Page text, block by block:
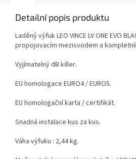
Detailní popis produktu
Laděný výfuk LEO VINCE LV ONE EVO
propojovacím mezisvodem a
Vyjímatelný dB killer.
EU homologace EURO4 / EURO5.
EU homologační karta / certifikát.
Snadná instalace kus za kus.
Váha výfuku : 2,44 kg.